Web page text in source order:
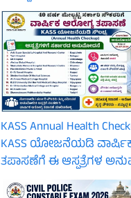
KASS Annual Health
KASS ಯೋಜನೆಯಡಿ
ತಪಾಸಣೆಗೆ ಈ ಆಸ್ಪತ್ರೆಗಳ